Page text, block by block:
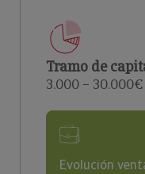
Tramo de
3.000 – 30.000€
Evolución